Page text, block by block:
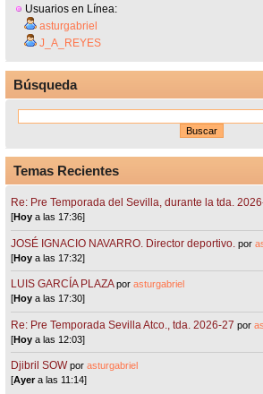
Usuarios en Línea:
asturgabriel
J_A_REYES
Búsqueda
Temas Recientes
Re: Pre Temporada del Sevilla, durante la tda.
[Hoy a las 17:36]
JOSÉ IGNACIO NAVARRO. Director deportivo. por
[Hoy a las 17:32]
LUIS GARCÍA PLAZA porasturgabriel
[Hoy a las 17:30]
Re: Pre Temporada Sevilla Atco., tda. 2026-27 por
[Hoy a las 12:03]
Djibril SOW porasturgabriel
[Ayera las 11:14]